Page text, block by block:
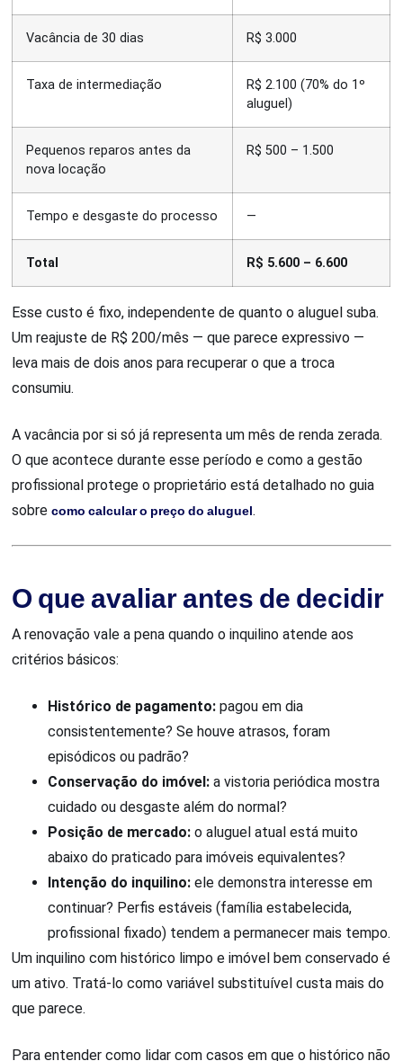
Vacância de 30 dias R$ 3.000
Taxa de intermediação
R$ 2.100 (70% do 1º
aluguel)
Pequenos reparos antes da
nova locação
R$ 500 – 1.500
Tempo e desgaste do processo —
Total R$ 5.600 – 6.600
Esse custo é fixo, independente de quanto o aluguel suba.
Um reajuste de R$ 200/mês — que parece expressivo —
leva mais de dois anos para recuperar o que a troca
consumiu.
A vacância por si só já representa um mês de renda zerada.
O que acontece durante esse período e como a gestão
profissional protege o proprietário está detalhado no guia
sobrecomo calcular o preço do aluguel.
O que avaliar antes de decidir
A renovação vale a pena quando o inquilino atende aos
critérios básicos:
Histórico de pagamento: pagou em dia
consistentemente? Se houve atrasos, foram
episódicos ou padrão?
Conservação do imóvel: a vistoria periódica mostra
cuidado ou desgaste além do normal?
Posição de mercado: o aluguel atual está muito
abaixo do praticado para imóveis equivalentes?
Intenção do inquilino: ele demonstra interesse em
continuar? Perfis estáveis (família estabelecida,
profissional fixado) tendem a permanecer mais tempo.
Um inquilino com histórico limpo e imóvel bem conservado é
um ativo. Tratá-lo como variável substituível custa mais do
que parece.
Para entender como lidar com casos em que o histórico não